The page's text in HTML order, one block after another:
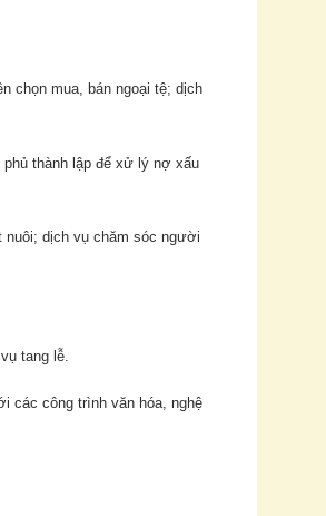
chọn mua, bán ngoại tệ; dịch
thành lập để xử lý nợ xấu
nuôi; dịch vụ chăm sóc người
tang lễ.
các công trình văn hóa, nghệ